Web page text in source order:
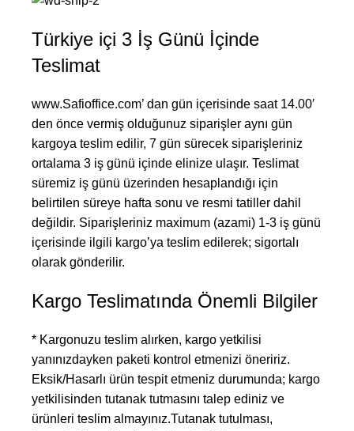
Türkiye içi 3 İş Günü İçinde
Teslimat
www.Safioffice.com’ dan gün içerisinde saat 14.00′
den önce vermiş olduğunuz siparişler aynı gün
kargoya teslim edilir, 7 gün sürecek siparişleriniz
ortalama 3 iş günü içinde elinize ulaşır. Teslimat
süremiz iş günü üzerinden hesaplandığı için
belirtilen süreye hafta sonu ve resmi tatiller dahil
değildir. Siparişleriniz maximum (azami) 1-3 iş günü
içerisinde ilgili kargo’ya teslim edilerek; sigortalı
olarak gönderilir.
Kargo Teslimatında Önemli Bilgiler
* Kargonuzu teslim alırken, kargo yetkilisi
yanınızdayken paketi kontrol etmenizi öneririz.
Eksik/Hasarlı ürün tespit etmeniz durumunda; kargo
yetkilisinden tutanak tutmasını talep ediniz ve
ürünleri teslim almayınız.Tutanak tutulması,